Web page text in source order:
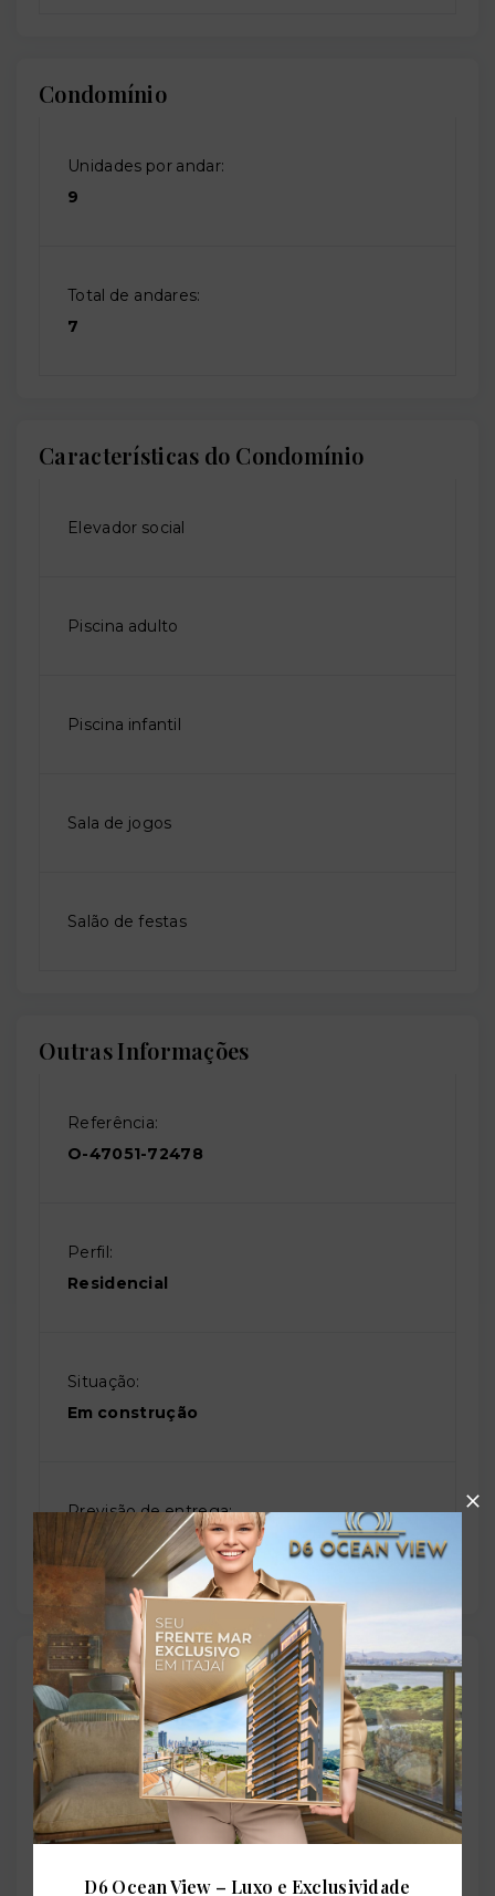
Condomínio
Unidades por andar:
9
Total de andares:
7
Características do Condomínio
Elevador social
Piscina adulto
Piscina infantil
Sala de jogos
Salão de festas
Outras Informações
Referência:
O-47051-72478
Perfil:
Residencial
Situação:
Em construção
Previsão de entrega:
30/05/2027
Localização
Rua Codorna, 49 - Bombas - Bombinhas/SC- 88215-
000
+
−
D6 Ocean View – Luxo e Exclusividade